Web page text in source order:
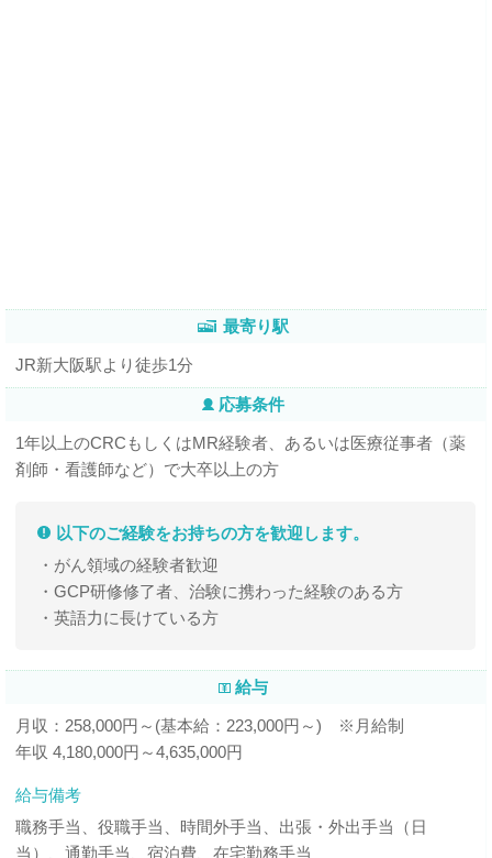
最寄り駅
JR新大阪駅より徒歩1分
応募条件
1年以上のCRCもしくはMR経験者、あるいは医療従事者（薬
剤師・看護師など）で大卒以上の方
以下のご経験をお持ちの方を歓迎します。
・がん領域の経験者歓迎
・GCP研修修了者、治験に携わった経験のある方
・英語力に長けている方
給与
月収：258,000円～(基本給：223,000円～) ※月給制
年収 4,180,000円～4,635,000円
給与備考
職務手当、役職手当、時間外手当、出張・外出手当（日
当）、通勤手当、宿泊費、在宅勤務手当